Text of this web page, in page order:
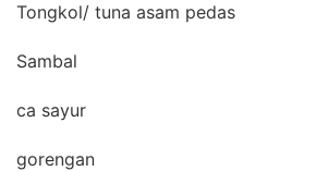
Tongkol/ tuna asam pedas
Sambal
ca sayur
gorengan